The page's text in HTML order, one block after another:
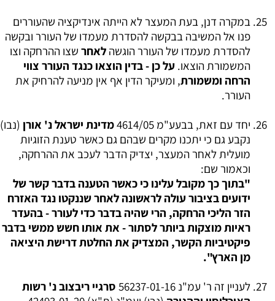
במקרה דנן, בעת המעצר לא הייתה אינדיקציה שהעוררים
פנו אל המשיבה בבקשה להסדרת מעמדו של העורר ובקשה
להסדרת מעמדו של העורר הוגשה לאחר שצו ההרחקה וצו
המשמורת הוצאו. על כן - בדין הוצאו כנגד העורר צווי
הרחה ומשמורת, ומעיקר הדין אף אין מניעה להרחיק את
העורר.
יחד עם זאת, בבעע"מ 4614/05
מדינת ישראל נ' אורן (נבו)
נקבע גם כי יתכנו מקרים שבהם גם כאשר טענת הזוגיות
מועלית לאחר המעצר, יצדיק הדבר לעכב את ההרחקה,
וכאמור שם:
"בתוך כך מקובל עלינו כי כאשר הטענה בדבר קשר של
ידועים בציבור עולה לראשונה לאחר שננקטו נגד האזרח
הזר הליכי הרחקה, הרי שהיה בדבר כדי לעורר - בהעדר
ראיות מוצקות ביותר לסתור - את אותו חשש ממשי בדבר
פיקטיביות הקשר, המצדיק את החלטת דרישת היציאה
מן הארץ".
לעניין זה ר' עמ"נ 56237-01-16
סרגיי ריבצוב נ' רשות